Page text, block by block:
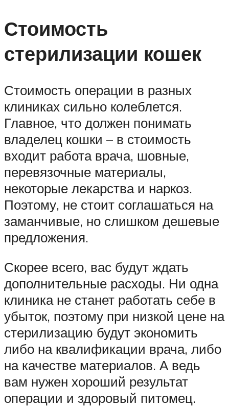
Стоимость
стерилизации кошек
Стоимость операции в разных
клиниках сильно колеблется.
Главное, что должен понимать
владелец кошки – в стоимость
входит работа врача, шовные,
перевязочные материалы,
некоторые лекарства и наркоз.
Поэтому, не стоит соглашаться на
заманчивые, но слишком дешевые
предложения.
Скорее всего, вас будут ждать
дополнительные расходы. Ни одна
клиника не станет работать себе в
убыток, поэтому при низкой цене на
стерилизацию будут экономить
либо на квалификации врача, либо
на качестве материалов. А ведь
вам нужен хороший результат
операции и здоровый питомец.